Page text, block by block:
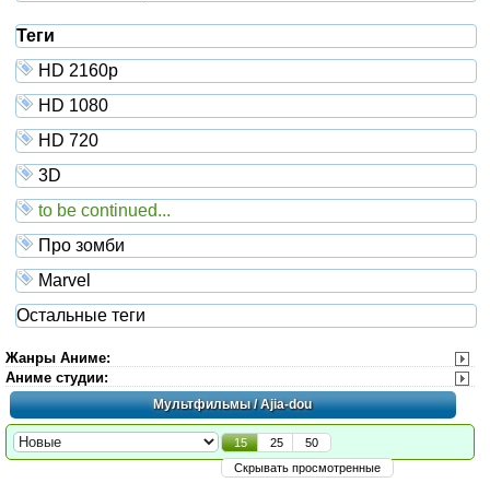
Теги
HD 2160р
HD 1080
HD 720
3D
to be continued...
Про зомби
Marvel
Остальные теги
Жанры Аниме:
Аниме студии:
Мультфильмы/ Ajia-dou
15 25
50
Скрывать просмотренные